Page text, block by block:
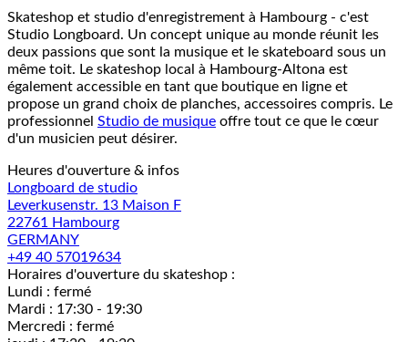
Skateshop et studio d'enregistrement à Hambourg - c'est
Studio Longboard. Un concept unique au monde réunit les
deux passions que sont la musique et le skateboard sous un
même toit. Le skateshop local à Hambourg-Altona est
également accessible en tant que boutique en ligne et
propose un grand choix de planches, accessoires compris. Le
professionnel Studio de musique offre tout ce que le cœur
d'un musicien peut désirer.
Heures d'ouverture & infos
Longboard de studio
Leverkusenstr. 13 Maison F
22761 Hambourg
GERMANY
+49 40 57019634
Horaires d'ouverture du skateshop :
Lundi : fermé
Mardi : 17:30 - 19:30
Mercredi : fermé